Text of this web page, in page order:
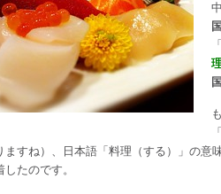
食
を
中
国
語
で！
「
ますね）、日本語「料理（する）」の意
たのです。